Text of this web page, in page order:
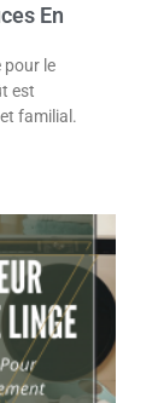
En
pour le
est
familial.